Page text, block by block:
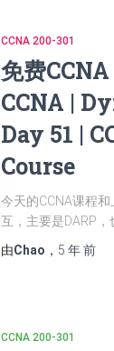
CCNA 200-301
免费
CCNA |
Day 51 |
Course
今天的CCNA课程
互，主要是DARP，
由Chao ， 5 年前
CCNA 200-301